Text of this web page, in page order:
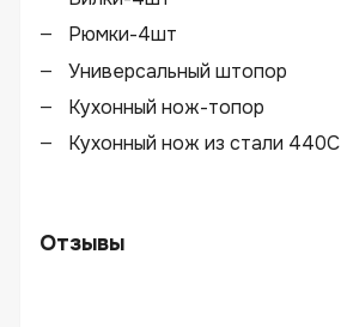
Рюмки-4шт
Универсальный штопор
Кухонный нож-топор
Кухонный нож из стали 440С
Отзывы